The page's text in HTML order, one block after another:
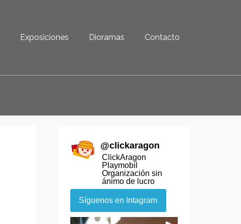
Exposiciones Dioramas Contacto
@clickaragon
ClickAragon
Playmobil
Organización sin
ánimo de lucro
Síguenos en Intagram